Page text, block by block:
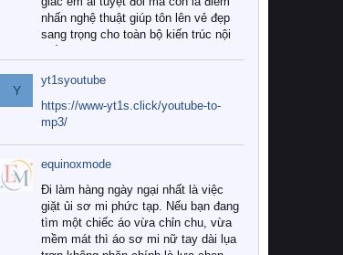
nhấn nghệ thuật giúp tôn lên vẻ đẹp
sang trọng cho toàn bộ kiến trúc nội
Tuy nhiên, giữa thị trường đa dạng
với vô vàn thương hiệu và mẫu mã
như hiện nay, làm thế nào để chọn
được những bộ chăn ga gối đệm cao
cấp thực sự chất lượng, phù hợp với
khí hậu và nhu cầu sử dụng của gia
đình? Hãy cùng chúng tôi đi tìm lời
giải đáp chi tiết qua bài viết dưới đây.
1. Tại sao các gia đình hiện đại lại ưa
chuộng chăn ga gối đệm cao cấp?
Y
yt1syoutube
https://www-yt1s.click/youtube-to-
mp3/
equinoxmode
Đi làm hàng ngày ngại nhất là việc
giặt ủi sơ mi phức tạp. Nếu bạn đang
tìm một chiếc áo vừa chỉn chu, vừa
mềm mát thì áo sơ mi nữ tay dài lụa